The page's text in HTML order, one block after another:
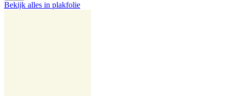
Bekijk alles in plakfolie